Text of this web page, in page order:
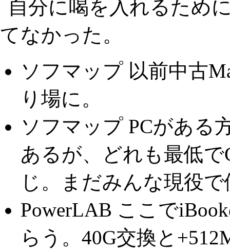
自分に喝を入れるため
てなかった。
ソフマップ 以前中古
り場に。
ソフマップ PCがある
あるが、どれも最低で
じ。まだみんな現役
PowerLAB ここで
らう。40G交換と